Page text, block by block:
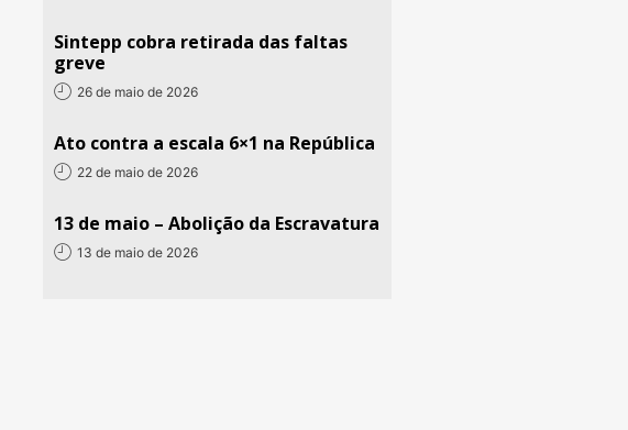
Sintepp cobra retirada das faltas
greve
26 de maio de 2026
Ato contra a escala 6×1 na República
22 de maio de 2026
13 de maio – Abolição da Escravatura
13 de maio de 2026